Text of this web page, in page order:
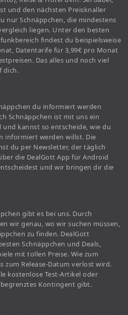
und den nächsten Preisknaller
nur Schnäppchen, die mindestens
liegen. Unter den besten
findest du beispielsweise
Datentarife für 3,99€ pro Monat
Das alles und noch viel
dich.
du informiert werden
Schnäppchen ist mit uns ein
kannst so entscheide, wie du
informiert werden willst. Die
du per Newsletter, der täglich
die DealGott App für Android
und wir bringen dir die
gibt es bei uns. Durch
wir genau, wo wir suchen müssen,
zu finden. DealGott
Schnäppchen und Deals,
mit tollen Preise. Wie zum
zum Release-Datum verlost wird.
kostenlose Test-Artikel oder
Kontingent gibt.